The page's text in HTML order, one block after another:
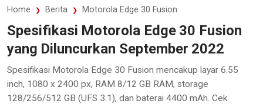
Home Berita Motorola Edge 30 Fusion
Spesifikasi Motorola Edge 30 Fusion
yang Diluncurkan September 2022
Spesifikasi Motorola Edge 30 Fusion mencakup layar 6.55
inch, 1080 x 2400 px, RAM 8/12 GB RAM, storage
128/256/512 GB (UFS 3.1), dan baterai 4400 mAh. Cek